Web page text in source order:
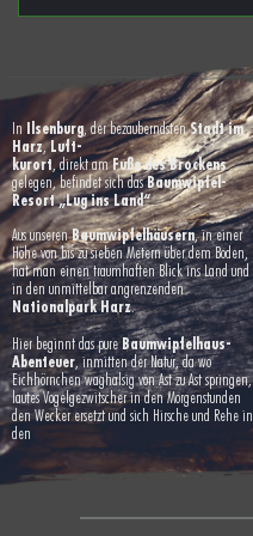
In Ilsenburg, der bezauberndsten Stadt im
Harz, Luft-
kurort, direkt am Fuße des Brockens
gelegen, befindet sich das Baumwipfel-
Resort „Lug ins Land“.
Aus unseren Baumwipfelhäusern, in einer
Höhe von bis zu sieben Metern über dem Boden,
hat man einen traumhaften Blick ins Land und
in den unmittelbar angrenzenden
Nationalpark Harz.
Hier beginnt das pure Baumwipfelhaus-
Abenteuer, inmitten der Natur, da wo
Eichhörnchen waghalsig von Ast zu Ast springen,
lautes Vogelgezwitscher in den Morgenstunden
den Wecker ersetzt und sich Hirsche und Rehe in
den